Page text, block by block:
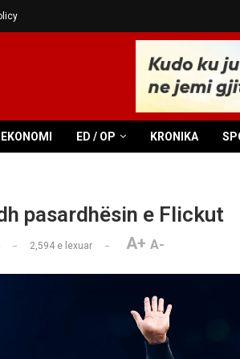
EKONOMI ED / OP KRONIKA
pasardhësin e Flickut
2,594e lexuar A+ A-